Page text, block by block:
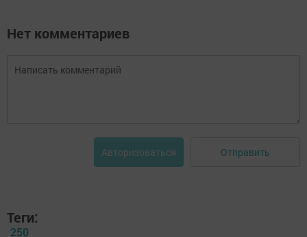
Нет комментариев
Авторизоваться Отправить
Теги:
250